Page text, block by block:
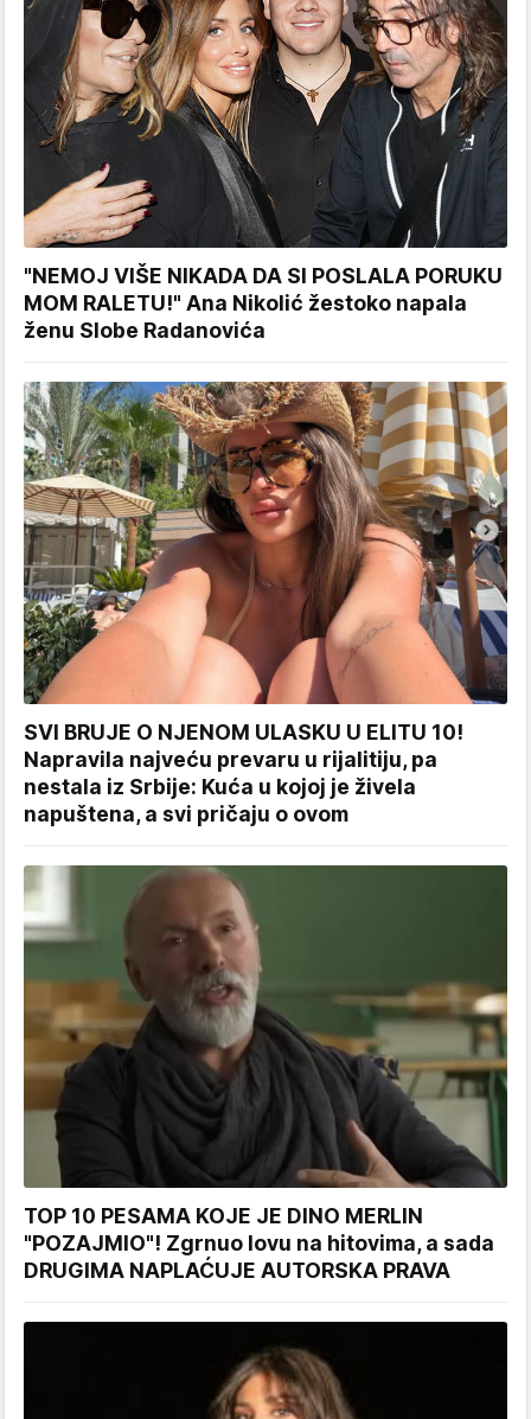
"NEMOJ VIŠE NIKADA DA SI POSLALA PORUKU
MOM RALETU!" Ana Nikolić žestoko napala
ženu Slobe Radanovića
SVI BRUJE O NJENOM ULASKU U ELITU 10!
Napravila najveću prevaru u rijalitiju, pa
nestala iz Srbije: Kuća u kojoj je živela
napuštena, a svi pričaju o ovom
TOP 10 PESAMA KOJE JE DINO MERLIN
"POZAJMIO"! Zgrnuo lovu na hitovima, a sada
DRUGIMA NAPLAĆUJE AUTORSKA PRAVA